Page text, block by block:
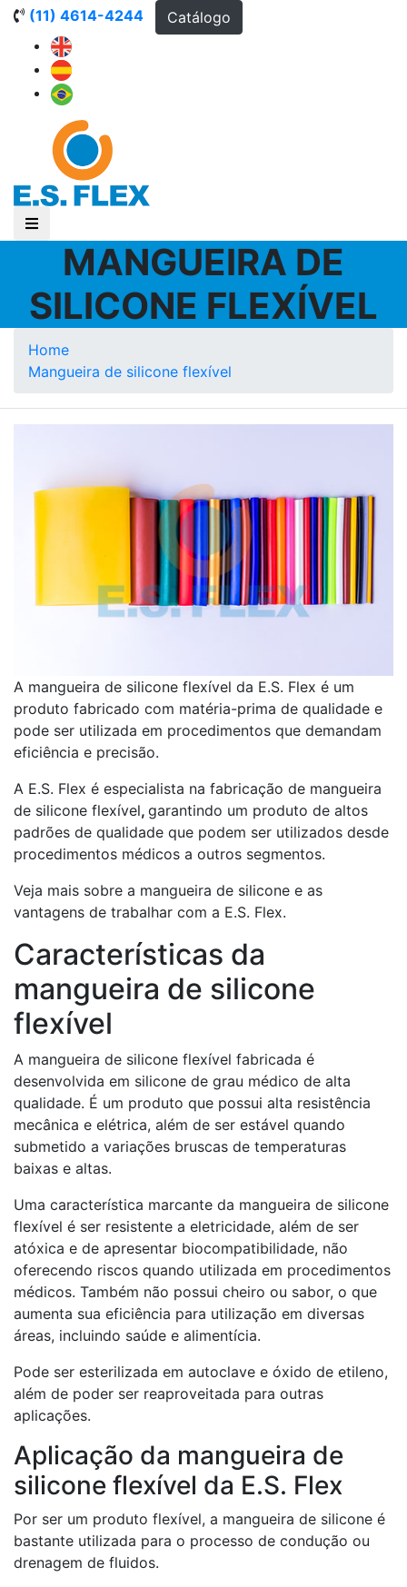
(11) 4614-4244 Catálogo
MANGUEIRA DE
SILICONE FLEXÍVEL
Home
Mangueira de silicone flexível
A mangueira de silicone flexível da E.S. Flex é um
produto fabricado com matéria-prima de qualidade e
pode ser utilizada em procedimentos que demandam
eficiência e precisão.
A E.S. Flex é especialista na fabricação de mangueira
de silicone flexível, garantindo um produto de altos
padrões de qualidade que podem ser utilizados desde
procedimentos médicos a outros segmentos.
Veja mais sobre a mangueira de silicone e as
vantagens de trabalhar com a E.S. Flex.
Características da
mangueira de silicone
flexível
A mangueira de silicone flexível fabricada é
desenvolvida em silicone de grau médico de alta
qualidade. É um produto que possui alta resistência
mecânica e elétrica, além de ser estável quando
submetido a variações bruscas de temperaturas
baixas e altas.
Uma característica marcante da mangueira de silicone
flexível é ser resistente a eletricidade, além de ser
atóxica e de apresentar biocompatibilidade, não
oferecendo riscos quando utilizada em procedimentos
médicos. Também não possui cheiro ou sabor, o que
aumenta sua eficiência para utilização em diversas
áreas, incluindo saúde e alimentícia.
Pode ser esterilizada em autoclave e óxido de etileno,
além de poder ser reaproveitada para outras
aplicações.
Aplicação da mangueira de
silicone flexível da E.S. Flex
Por ser um produto flexível, a mangueira de silicone é
bastante utilizada para o processo de condução ou
drenagem de fluidos.